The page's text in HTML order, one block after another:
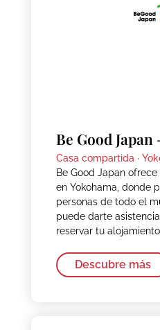
Be Good Japan
Casa compartida ·
Be Good Japan
en Yokohama, donde
personas de todo el
puede darte
reservar tu
Descubre más